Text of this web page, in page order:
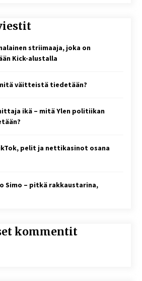
striimaaja, joka on
Kick-alustalla
väitteistä tiedetään?
ikä – mitä Ylen politiikan
pelit ja nettikasinot osana
Simo – pitkä rakkaustarina,
kommentit